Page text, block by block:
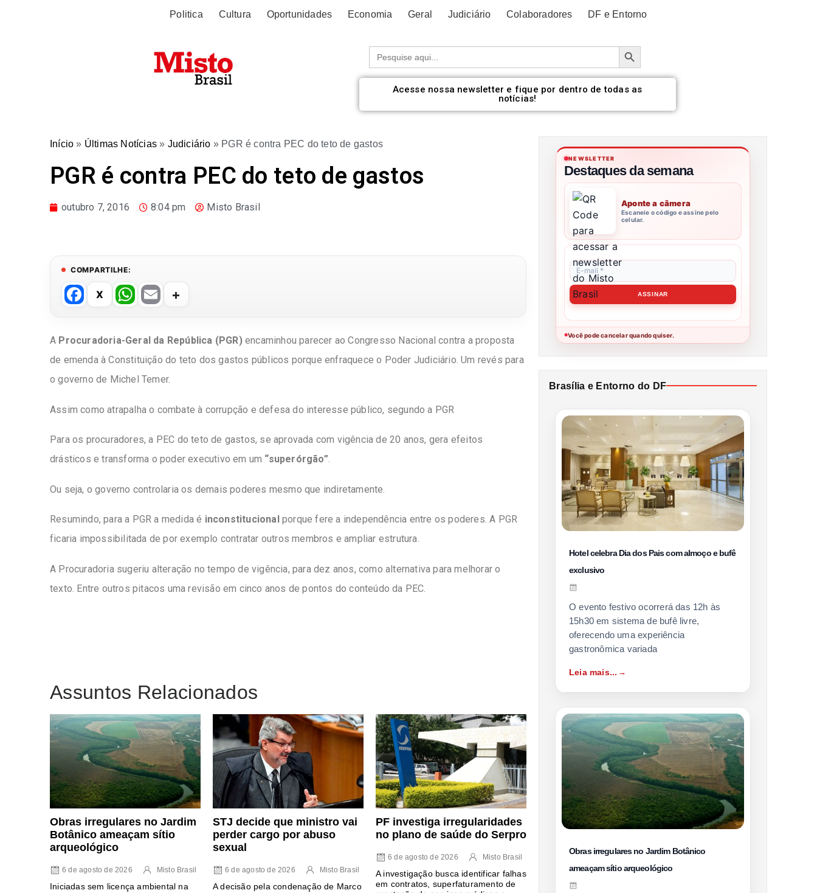
Politica Cultura Oportunidades Economia Geral Judiciário Colaboradores DF e Entorno
Procurar: Botão de pesquisa
Acesse nossa newsletter e fique por dentro de todas as
notícias!
Início » Últimas Notícias » Judiciário » PGR é contra PEC do teto de gastos
PGR é contra PEC do teto de gastos
outubro 7, 2016 8:04 pm Misto Brasil
COMPARTILHE:
F
a
c
e
b
o
W
h
at
s
A
p
E
ail
A Procuradoria-Geral da República (PGR)encaminhou parecer ao Congresso Nacional contra a proposta
de emenda à Constituição do teto dos gastos públicos porque enfraquece o Poder Judiciário. Um revés para
o governo de Michel Temer.
Assim como atrapalha o combate à corrupção e defesa do interesse público, segundo a PGR
Para os procuradores, a PEC do teto de gastos, se aprovada com vigência de 20 anos, gera efeitos
drásticos e transforma o poder executivo em um “superórgão”.
Ou seja, o governo controlaria os demais poderes mesmo que indiretamente.
Resumindo, para a PGR a medida é inconstitucional porque fere a independência entre os poderes. A PGR
ficaria impossibilitada de por exemplo contratar outros membros e ampliar estrutura.
A Procuradoria sugeriu alteração no tempo de vigência, para dez anos, como alternativa para melhorar o
texto. Entre outros pitacos uma revisão em cinco anos de pontos do conteúdo da PEC.
Assuntos Relacionados
Obras irregulares no Jardim
Botânico ameaçam sítio
arqueológico
6 de agosto de 2026 Misto Brasil
Iniciadas sem licença ambiental na
STJ decide que ministro vai
perder cargo por abuso
sexual
6 de agosto de 2026 Misto Brasil
A decisão pela condenação de Marco
PF investiga irregularidades
no plano de saúde do Serpro
6 de agosto de 2026 Misto Brasil
A investigação busca identificar falhas
em contratos, superfaturamento de
NEWSLETTER
Destaques da semana
Aponte a câmera
Escaneie o código e assine pelo
celular.
●Você pode cancelar quando quiser.
Brasília e Entorno do DF
Hotel celebra Dia dos Pais com almoço e bufê
exclusivo
O evento festivo ocorrerá das 12h às
15h30 em sistema de bufê livre,
oferecendo uma experiência
gastronômica variada
Leia mais...
Obras irregulares no Jardim Botânico
ameaçam sítio arqueológico